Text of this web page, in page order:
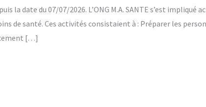
la date du 07/07/2026. L’ONG M.A. SANTE s’est impliqué
de santé. Ces activités consistaient à : Préparer les
[…]